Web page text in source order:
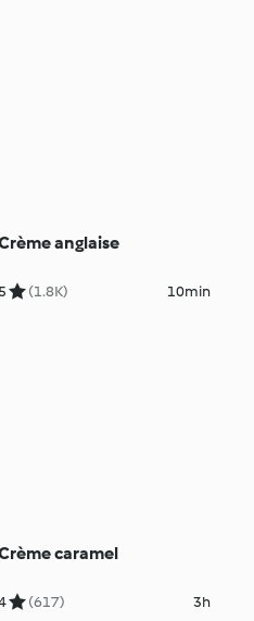
anglaise
(1.8K) 10min
caramel
(617) 3h